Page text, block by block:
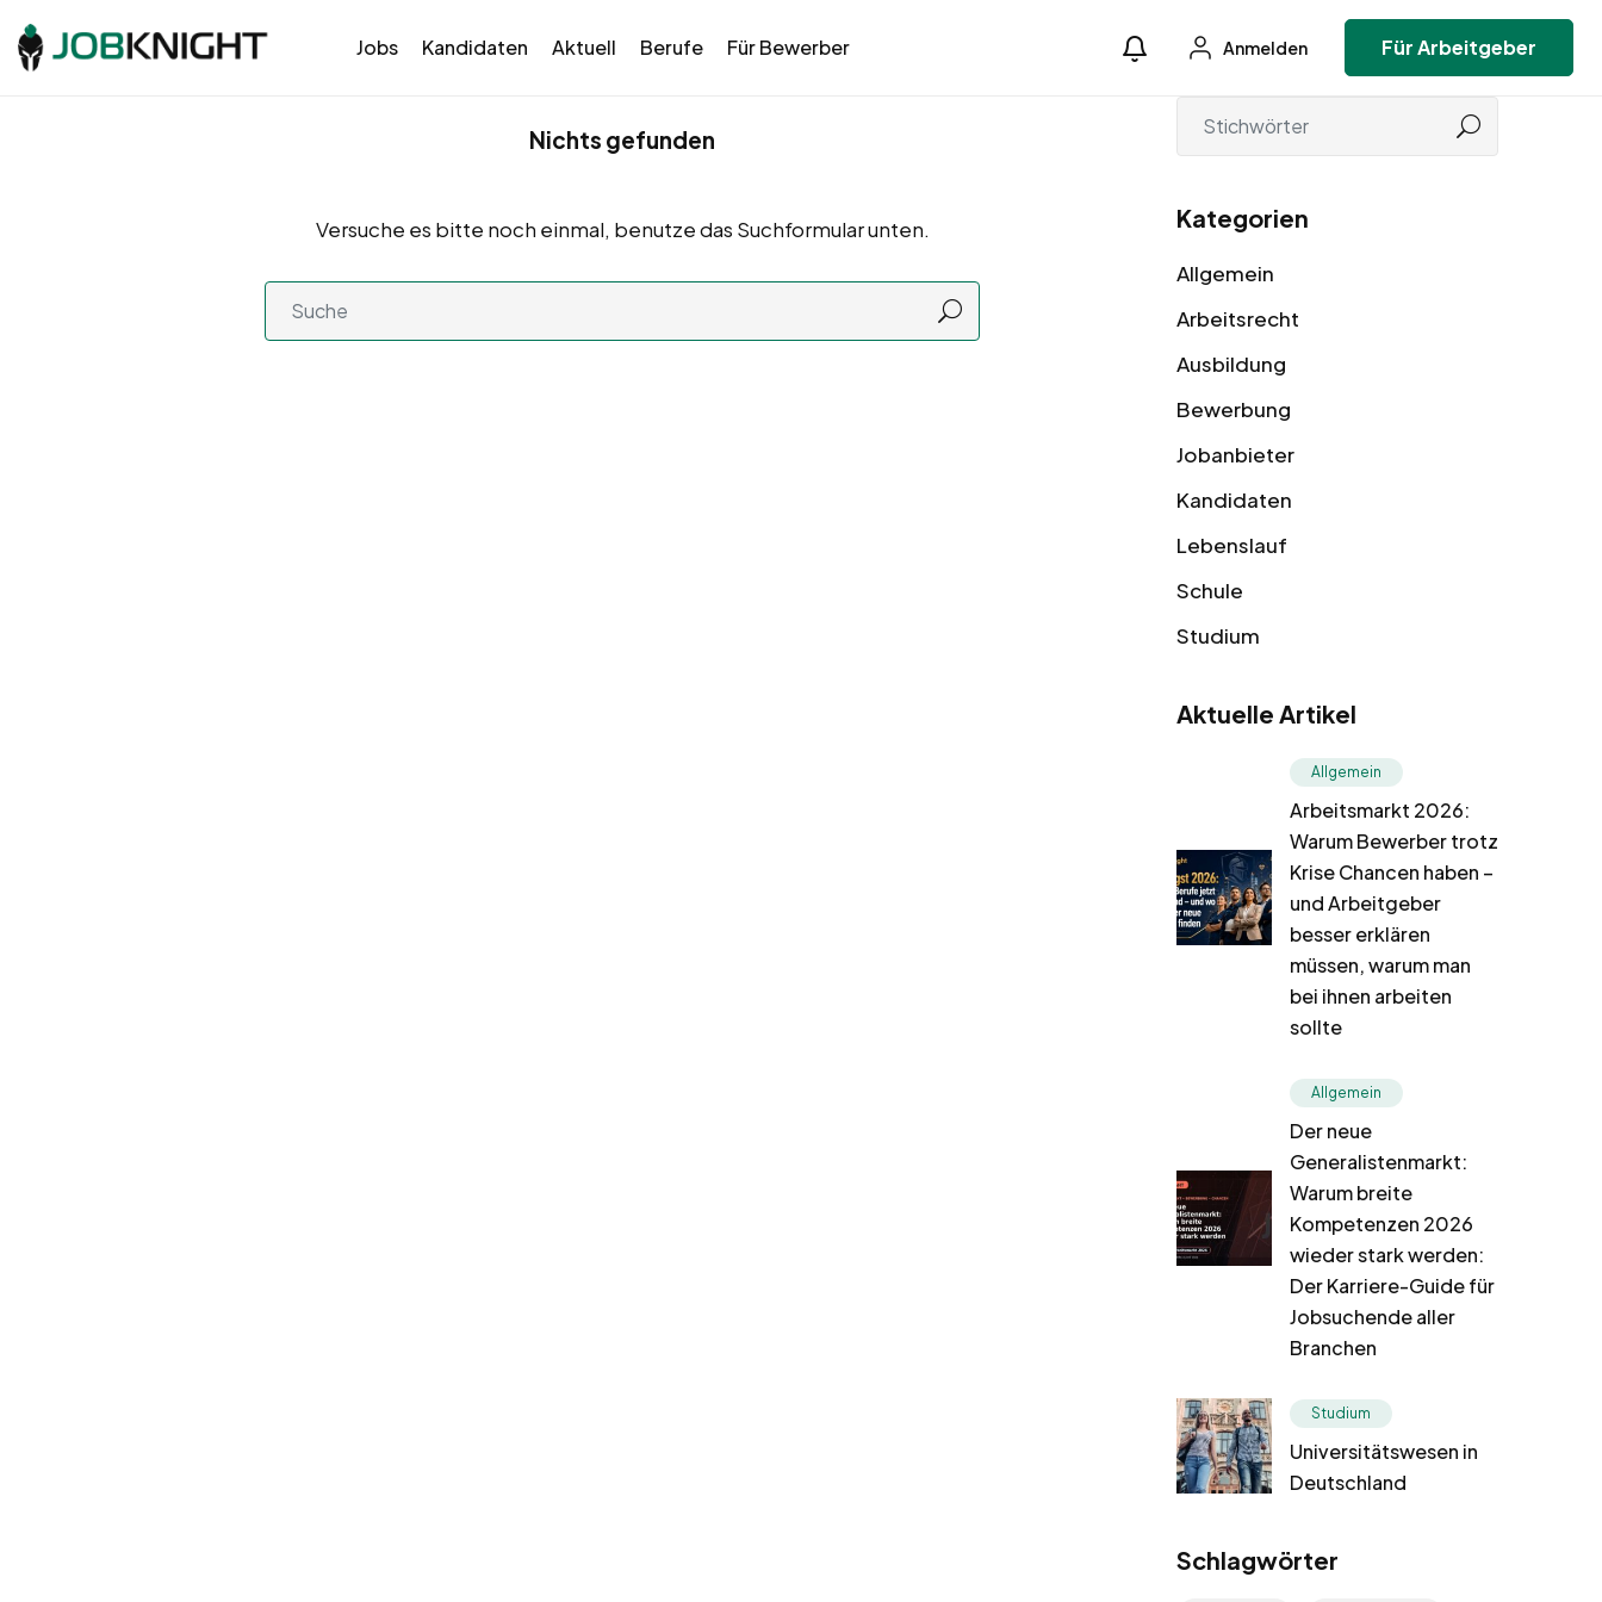
Jobs Kandidaten Aktuell Berufe Für Bewerber Anmelden Für Arbeitgeber
Nichts gefunden
Versuche es bitte noch einmal, benutze das Suchformular unten. Kategorien
Allgemein
Arbeitsrecht
Ausbildung
Bewerbung
Jobanbieter
Kandidaten
Lebenslauf
Schule
Studium
Aktuelle Artikel
Allgemein
Arbeitsmarkt 2026:
Warum Bewerber trotz
Krise Chancen haben –
und Arbeitgeber
besser erklären
müssen, warum man
bei ihnen arbeiten
sollte
Allgemein
Der neue
Generalistenmarkt:
Warum breite
Kompetenzen 2026
wieder stark werden:
Der Karriere-Guide für
Jobsuchende aller
Branchen
Studium
Universitätswesen in
Deutschland
Schlagwörter